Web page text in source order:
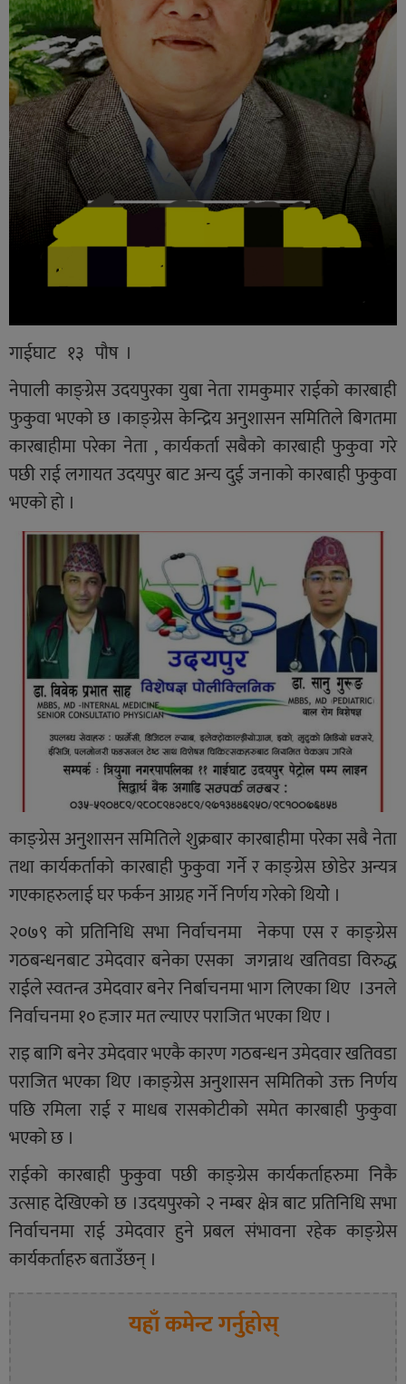
गाईघाट १३ पौष ।
नेपाली काङ्ग्रेस उदयपुरका युबा नेता रामकुमार राईको कारबाही
फुकुवा भएको छ ।काङ्ग्रेस केन्द्रिय अनुशासन समितिले बिगतमा
कारबाहीमा परेका नेता , कार्यकर्ता सबैको कारबाही फुकुवा गरे
पछी राई लगायत उदयपुर बाट अन्य दुई जनाको कारबाही फुकुवा
भएको हो ।
काङ्ग्रेस अनुशासन समितिले शुक्रबार कारबाहीमा परेका सबै नेता
तथा कार्यकर्ताको कारबाही फुकुवा गर्ने र काङ्ग्रेस छोडेर अन्यत्र
गएकाहरुलाई घर फर्कन आग्रह गर्ने निर्णय गरेको थियोे ।
२०७९ को प्रतिनिधि सभा निर्वाचनमा नेकपा एस र काङ्ग्रेस
गठबन्धनबाट उमेदवार बनेका एसका जगन्नाथ खतिवडा विरुद्ध
राईले स्वतन्त्र उमेदवार बनेर निर्बाचनमा भाग लिएका थिए ।उनले
निर्वाचनमा १० हजार मत ल्याएर पराजित भएका थिए ।
राइ बागि बनेर उमेदवार भएकै कारण गठबन्धन उमेदवार खतिवडा
पराजित भएका थिए ।काङ्ग्रेस अनुशासन समितिको उक्त निर्णय
पछि रमिला राई र माधब रासकोटीको समेत कारबाही फुकुवा
भएको छ ।
राईको कारबाही फुकुवा पछी काङ्ग्रेस कार्यकर्ताहरुमा निकै
उत्साह देखिएको छ ।उदयपुरको २ नम्बर क्षेत्र बाट प्रतिनिधि सभा
निर्वाचनमा राई उमेदवार हुने प्रबल संभावना रहेक काङ्ग्रेस
कार्यकर्ताहरु बताउँछन् ।
यहाँ कमेन्ट गर्नुहोस्